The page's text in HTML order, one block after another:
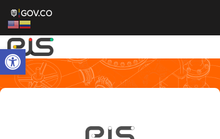
Abrir barra de herramientas